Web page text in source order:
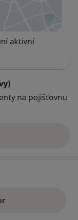
a
–
– člen, Česká
rady (2010-
pro státní
Optometrie –
nové záložce
aktivní
na pojišťovnu